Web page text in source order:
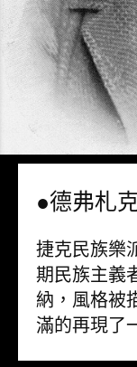
●德弗札
捷克民族樂
期民族主義
納，風格被
滿的再現了